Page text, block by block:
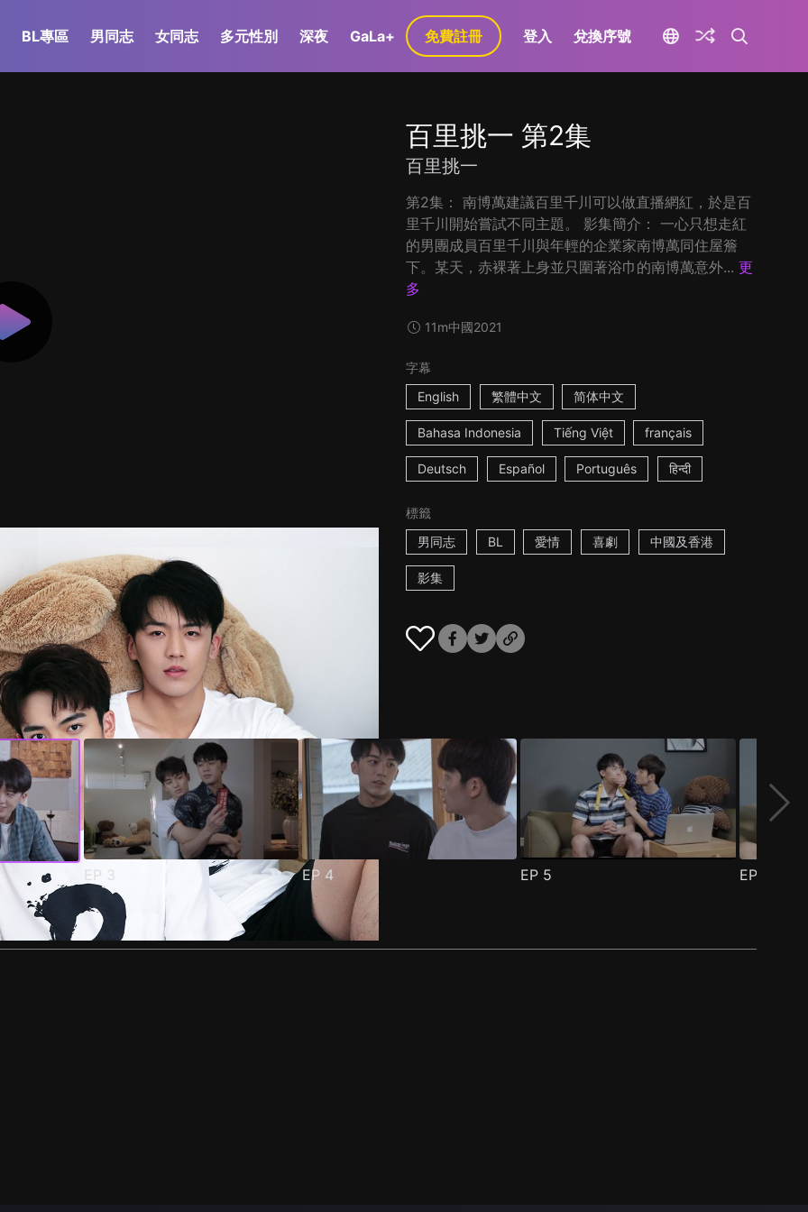
BL專區 男同志 女同志 多元性別 深夜 GaLa+ 免費註冊 登入 兌換序號
百里挑一 第2集
百里挑一
第2集： 南博萬建議百里千川可以做直播網紅，於是百
里千川開始嘗試不同主題。 影集簡介： 一心只想走紅
的男團成員百里千川與年輕的企業家南博萬同住屋簷
下。某天，赤裸著上身並只圍著浴巾的南博萬意外... 更
多
11m中國2021
字幕
English
繁體中文 简体中文
Bahasa Indonesia Tiếng Việt français
Deutsch Español Português हिन्दी
標籤
男同志
BL 愛情 喜劇 中國及香港
影集
EP 3 EP 4 EP 5 EP